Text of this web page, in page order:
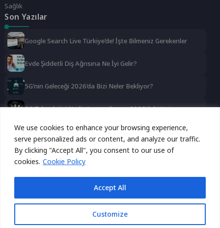
We use cookies to enhance your browsing experience,
serve personalized ads or content, and analyze our traffic.
By clicking "Accept All", you consent to our use of
cookies. Cookie Policy
Customize
Accept All
Sağlık
Son Yazılar
Google Search Live Türkiye’de! İşte Bilmeniz Gerekenler
Evde Şiddetli Diş Ağrısına Ne İyi Gelir?
5G’nin Geleceği 2026’da Bizi Neler Bekliyor?
5G Teknolojisi Nedir Avantajları ve 2026’daki Yeri
Sosyal Medya
Instagram Twitter
LinkedIn
Ana Sayfa Keşfet Ara Hızlı Menü
Bu site, kullanıcı deneyimini geliştirmek için çerezleri
kullanmaktadır. Devam ederek bu çerezleri kabul etmiş
olursunuz.
Reklamı Gizle